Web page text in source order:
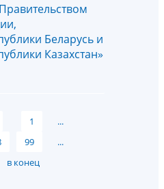
Беларусь и
Казахстан»
1
...
99
...
в конец